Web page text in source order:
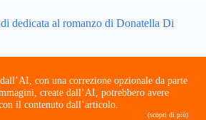
dedicata al romanzo di Donatella Di
con una correzione opzionale da parte
create dall’AI, potrebbero avere
il contenuto dall’articolo.
(scopri di più)